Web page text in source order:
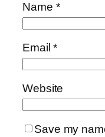
Name *
Email*
Website
Save my